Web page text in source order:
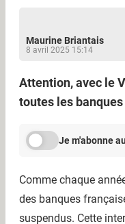
Maurine Briantais
8 avril 2025 15:14
Attention, avec le
toutes les
Je m'abonne
Comme chaque
des banques
suspendus. Cette